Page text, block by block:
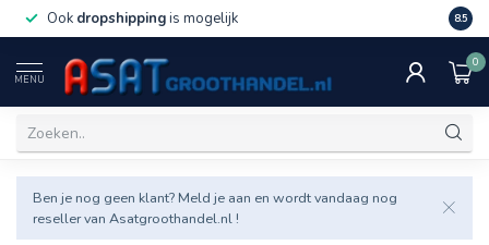
Ook dropshippingis mogelijk Veel
8.5
MENU
0
Ben je nog geen klant? Meld je aan en wordt vandaag nog
reseller van Asatgroothandel.nl !